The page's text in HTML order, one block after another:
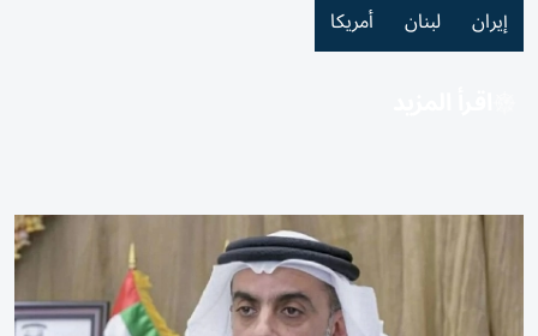
إيران لبنان أمريكا